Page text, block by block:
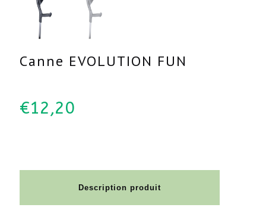
Canne EVOLUTION FUN
€12,20
Description produit